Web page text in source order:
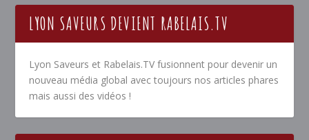
LYON SAVEURS DEVIENT RABELAIS.TV
Lyon Saveurs et Rabelais.TV fusionnent pour devenir un
nouveau média global avec toujours nos articles phares
mais aussi des vidéos !